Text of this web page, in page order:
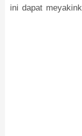
ini dapat